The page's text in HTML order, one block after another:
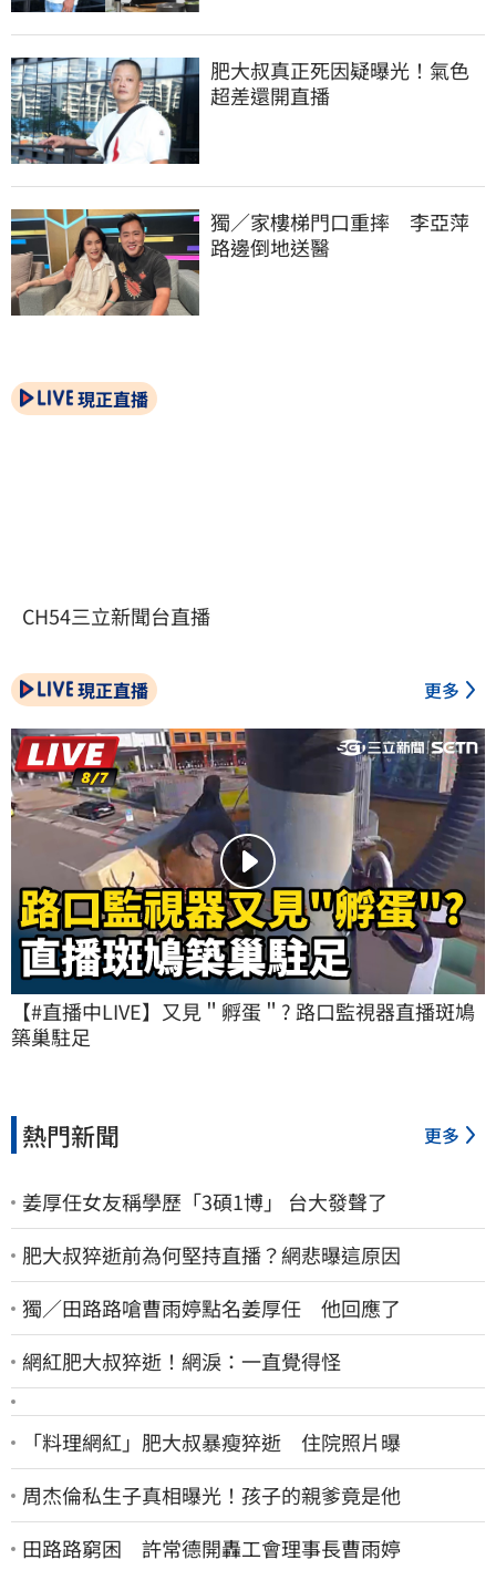
肥大叔真正死因疑曝光！氣色
超差還開直播
獨／家樓梯門口重摔　李亞萍
路邊倒地送醫
現正直播
CH54三立新聞台直播
現正直播 更多
【#直播中LIVE】又見＂孵蛋＂? 路口監視器直播斑鳩
築巢駐足
熱門新聞 更多
姜厚任女友稱學歷「3碩1博」 台大發聲了
肥大叔猝逝前為何堅持直播？網悲曝這原因
獨／田路路嗆曹雨婷點名姜厚任 他回應了
網紅肥大叔猝逝！網淚：一直覺得怪
「料理網紅」肥大叔暴瘦猝逝 住院照片曝
周杰倫私生子真相曝光！孩子的親爹竟是他
田路路窮困 許常德開轟工會理事長曹雨婷